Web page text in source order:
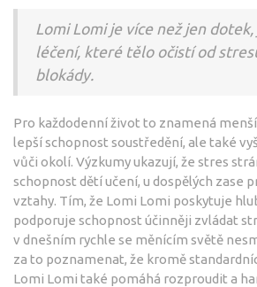
Lomi Lomi je více než jen
léčení, které tělo očistí od
blokády.
Pro každodenní život to znamená
lepší schopnost soustředění, ale také
vůči okolí. Výzkumy ukazují, že stres
schopnost dětí učení, u dospělých zase
vztahy. Tím, že Lomi Lomi poskytuje
podporuje schopnost účinněji zvládat
v dnešním rychle se měnícím světě
za to poznamenat, že kromě
Lomi Lomi také pomáhá rozproudit a